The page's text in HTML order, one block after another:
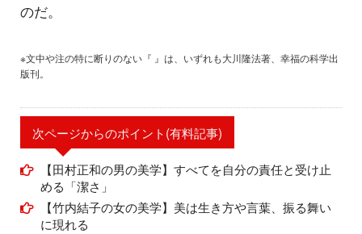
のだ。
※文中や注の特に断りのない『 』は、いずれも大川隆法著、幸福の科学出
版刊。
次ページからのポイント(有料記事)
【田村正和の男の美学】すべてを自分の責任と受け止
める「潔さ」
【竹内結子の女の美学】美は生き方や言葉、振る舞い
に現れる